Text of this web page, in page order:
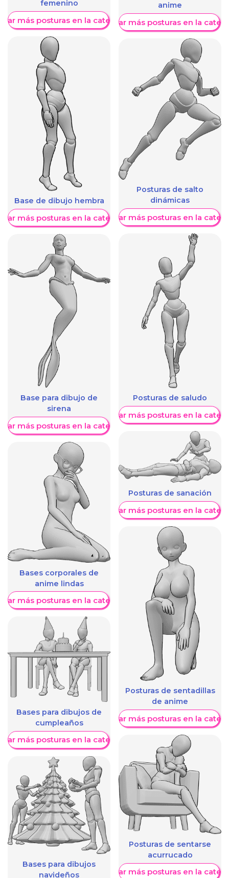
femenino
más posturas en la categoría
Base de dibujo hembra
más posturas en la categoría
Base para dibujo de
sirena
más posturas en la categoría
Bases corporales de
anime lindas
más posturas en la categoría
Bases para dibujos de
cumpleaños
más posturas en la categoría
Bases para dibujos
navideños
anime
Mostrar más posturas en la
Posturas de salto
dinámicas
Mostrar más posturas en la
Posturas de saludo
Mostrar más posturas en la
Posturas de sanación
Mostrar más posturas en la
Posturas de sentadillas
de anime
Mostrar más posturas en la
Posturas de sentarse
acurrucado
Mostrar más posturas en la